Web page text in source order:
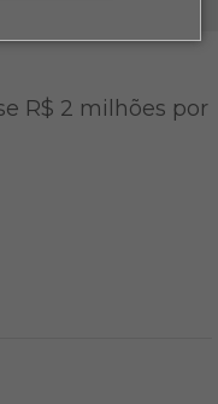
R$ 2 milhões por